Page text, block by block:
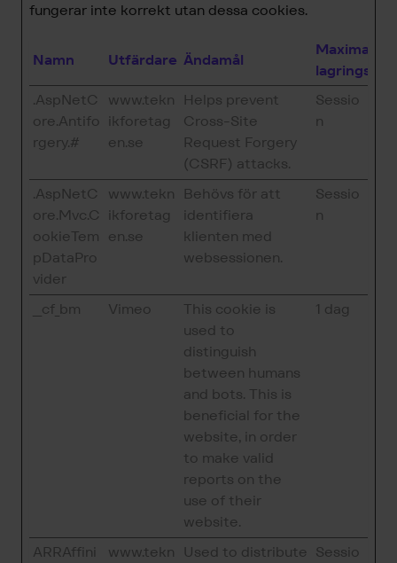
fungerar inte korrekt utan dessa cookies.
Namn Utfärdare Ändamål
Maximal
lagringstid
.AspNetC
ore.Antifo
rgery.#
www.tekn
ikforetag
en.se
Helps prevent
Cross-Site
Request Forgery
(CSRF) attacks.
Sessio
n
.AspNetC
ore.Mvc.C
ookieTem
pDataPro
vider
www.tekn
ikforetag
en.se
Behövs för att
identifiera
klienten med
websessionen.
Sessio
n
__cf_bm Vimeo
This cookie is
used to
distinguish
between humans
and bots. This is
beneficial for the
website, in order
to make valid
reports on the
use of their
website.
1 dag
ARRAffini
www.tekn
Used to distribute Sessio